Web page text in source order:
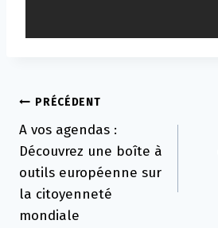
Navigation
de
l’article
PRÉCÉDENT
A vos agendas :
Découvrez une boîte à
outils européenne sur
la citoyenneté
mondiale